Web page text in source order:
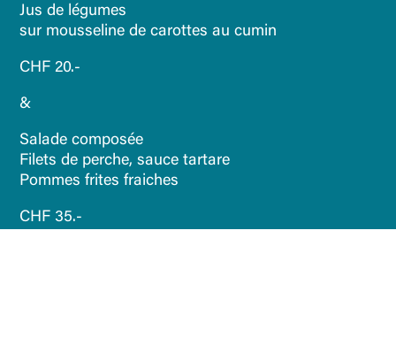
Jus de légumes
sur mousseline de carottes au cumin
CHF 20.-
&
Salade composée
Filets de perche, sauce tartare
Pommes frites fraiches
CHF 35.-